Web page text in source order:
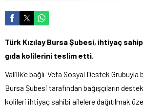
Türk Kızılay Bursa Şubesi, ihtiyaç
gıda kolilerini teslim etti.
Valilik’e bağlı Vefa Sosyal Destek Grubuyla
Bursa Şubesi tarafından bağışçıların
kolileri ihtiyaç sahibi ailelere dağıtılmak